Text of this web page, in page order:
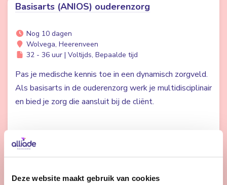
Deze website maakt gebruik van cookies
Basisarts (ANIOS) ouderenzorg
Nog 10 dagen
Wolvega, Heerenveen
32 - 36 uur | Voltijds, Bepaalde tijd
Pas je medische kennis toe in een dynamisch zorgveld.
Als basisarts in de ouderenzorg werk je multidisciplinair
en bied je zorg die aansluit bij de cliënt.
Gedragskundige jeugdzorg